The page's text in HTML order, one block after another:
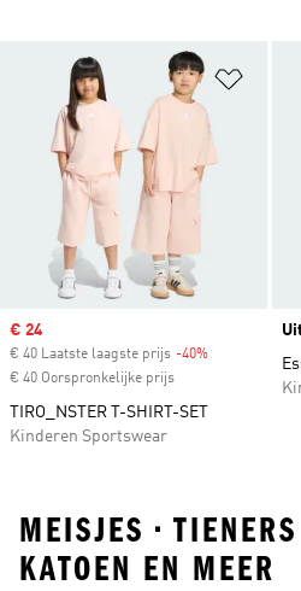
Op
Sale price
€ 24
€ 40 Laatste laagste prijs -40%
€ 40 Oorspronkelijke prijs
TIRO_NSTER T-SHIRT-SET
Kinderen Sportswear
MEISJES • TIENERS
KATOEN EN MEER